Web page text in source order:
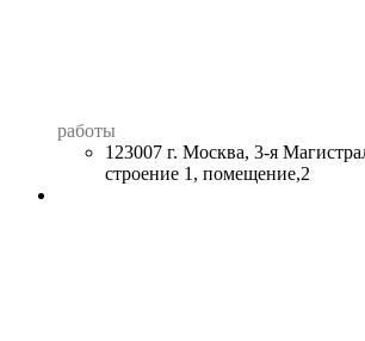
работы
123007 г. Москва, 3-я
строение 1, помещение,2